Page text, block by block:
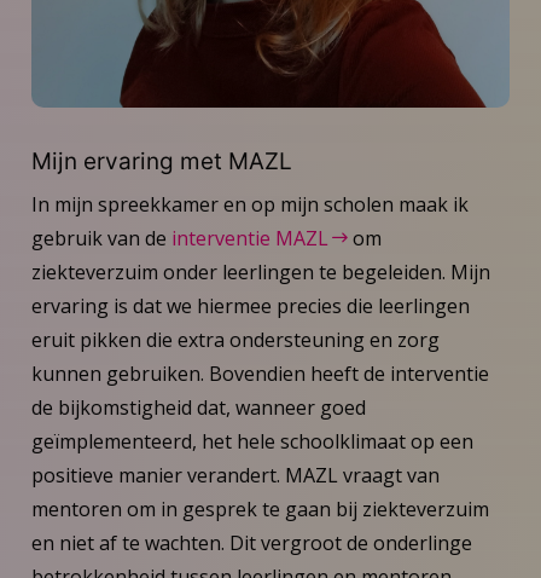
Mijn ervaring met MAZL
In mijn spreekkamer en op mijn scholen maak ik
gebruik van de interventie MAZL
om
ziekteverzuim onder leerlingen te begeleiden. Mijn
ervaring is dat we hiermee precies die leerlingen
eruit pikken die extra ondersteuning en zorg
kunnen gebruiken. Bovendien heeft de interventie
de bijkomstigheid dat, wanneer goed
geïmplementeerd, het hele schoolklimaat op een
positieve manier verandert. MAZL vraagt van
mentoren om in gesprek te gaan bij ziekteverzuim
en niet af te wachten. Dit vergroot de onderlinge